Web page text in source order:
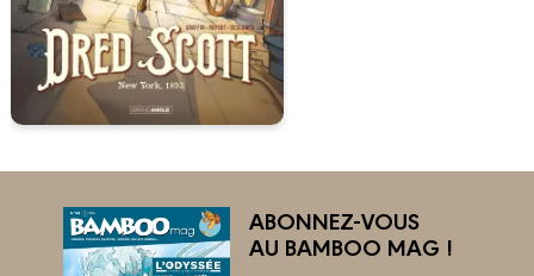
ABONNEZ-VOUS
AU BAMBOO MAG !